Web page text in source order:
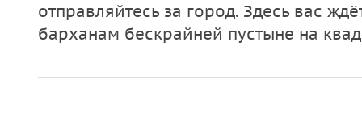
отправляйтесь за город. Здесь вас
барханам бескрайней пустыне на